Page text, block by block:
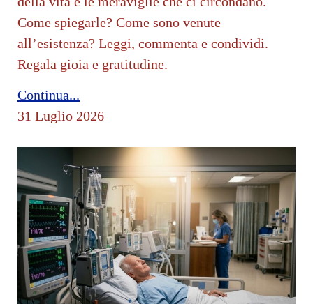
Come spiegarle? Come sono venute
all’esistenza? Leggi, commenta e condividi.
Regala gioia e gratitudine.
Continua...
31 Luglio 2026